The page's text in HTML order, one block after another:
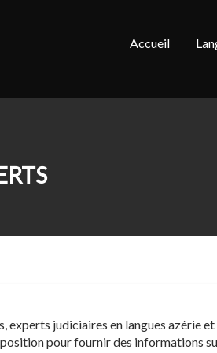
Accueil
judiciaires en langues azérie
pour fournir des informations